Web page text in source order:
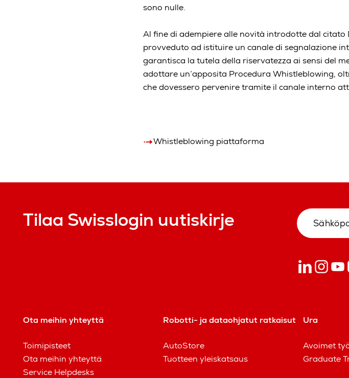
sono nulle.
Al fine di adempiere alle novità introdotte dal citato
provveduto ad istituire un canale di segnalazione
garantisca la tutela della riservatezza ai sensi del
adottare un’apposita Procedura Whistleblowing,
che dovessero pervenire tramite il canale interno
Whistleblowing piattaforma
Tilaa Swisslogin uutiskirje
Ota meihin yhteyttä
Toimipisteet
Ota meihin yhteyttä
Service Helpdesks
Robotti- ja dataohjatut ratkaisut
AutoStore
Tuotteen yleiskatsaus
Ura
Avoimet
Graduate